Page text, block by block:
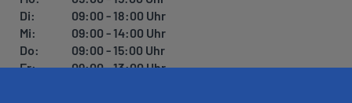
Di:
09:00 - 18:00 Uhr
Mi:
09:00 - 14:00 Uhr
Do:
09:00 - 15:00 Uhr
Fr:
09:00 - 13:00 Uhr